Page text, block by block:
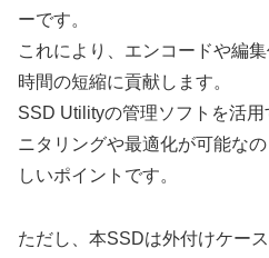
ーです。
これにより、エンコードや編
時間の短縮に貢献します。
SSD Utilityの管理ソフトを活
ニタリングや最適化が可能な
しいポイントです。
ただし、本SSDは外付けケー